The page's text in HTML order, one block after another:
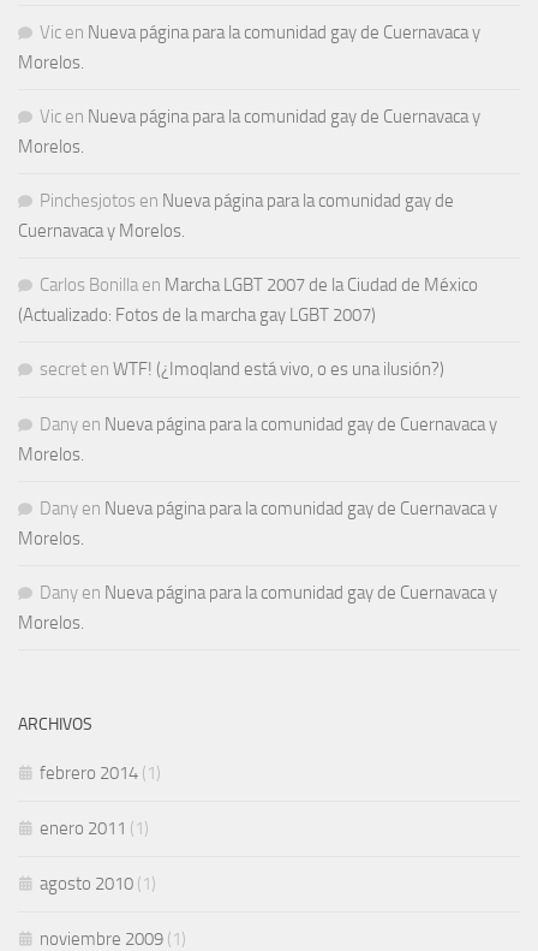
Vic en Nueva página para la comunidad gay de Cuernavaca y
Morelos.
Vic en Nueva página para la comunidad gay de Cuernavaca y
Morelos.
Pinchesjotos en Nueva página para la comunidad gay de
Cuernavaca y Morelos.
Carlos Bonilla en Marcha LGBT 2007 de la Ciudad de México
(Actualizado: Fotos de la marcha gay LGBT 2007)
secret en WTF! (¿Imoqland está vivo, o es una ilusión?)
Dany en Nueva página para la comunidad gay de Cuernavaca y
Morelos.
Dany en Nueva página para la comunidad gay de Cuernavaca y
Morelos.
Dany en Nueva página para la comunidad gay de Cuernavaca y
Morelos.
ARCHIVOS
febrero 2014 (1)
enero 2011 (1)
agosto 2010 (1)
noviembre 2009 (1)